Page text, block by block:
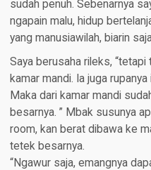
sudah penuh. Sebenarnya
ngapain malu, hidup
yang manusiawilah, biarin
Saya berusaha rileks,
kamar mandi. Ia juga
Maka dari kamar mandi
besarnya. ” Mbak susunya
room, kan berat dibawa ke
tetek besarnya.
“Ngawur saja, emangnya